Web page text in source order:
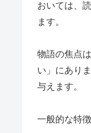
おいては、
ます。
物語の焦点
い」にあり
与えます。
一般的な特